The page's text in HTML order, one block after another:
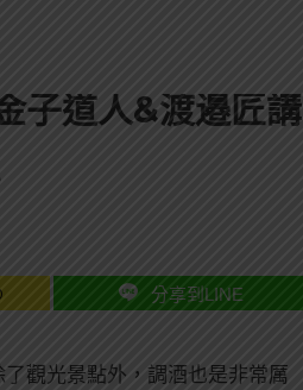
子道人&渡邉匠講
分享到LINE
觀光景點外，調酒也是非常厲